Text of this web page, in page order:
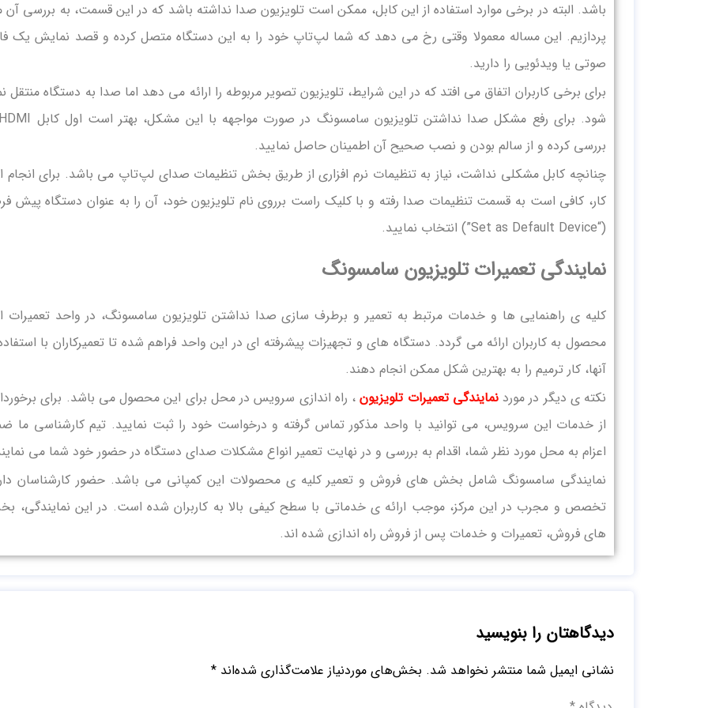
باشد. البته در برخی موارد استفاده از این کابل، ممکن است تلویزیون صدا نداشته باشد که در این قسمت، به بررسی
پردازیم. این مساله معمولا وقتی رخ می دهد که شما لپ‌تاپ خود را به این دستگاه متصل کرده و قصد نمایش یک
صوتی یا ویدئویی را دارید.
برای برخی کاربران اتفاق می افتد که در این شرایط، تلویزیون تصویر مربوطه را ارائه می دهد اما صدا به دستگاه منتقل
بررسی کرده و از سالم بودن و نصب صحیح آن اطمینان حاصل نمایید.
چنانچه کابل مشکلی نداشت، نیاز به تنظیمات نرم افزاری از طریق بخش تنظیمات صدای لپ‌تاپ می باشد. برای انجام
کار، کافی است به قسمت تنظیمات صدا رفته و با کلیک راست برروی نام تلویزیون خود، آن را به عنوان دستگاه پیش
(“Set as Default Device”) انتخاب نمایید.
نمایندگی تعمیرات تلویزیون سامسونگ
کلیه ی راهنمایی ها و خدمات مرتبط به تعمیر و برطرف سازی صدا نداشتن تلویزیون سامسونگ، در واحد تعمیرات
محصول به کاربران ارائه می گردد. دستگاه های و تجهیزات پیشرفته ای در این واحد فراهم شده تا تعمیرکاران با
آنها، کار ترمیم را به بهترین شکل ممکن انجام دهند.
نکته ی دیگر در موردنمایندگی تعمیرات تلویزیون ، راه اندازی سرویس در محل برای این محصول می باشد. برای
از خدمات این سرویس، می توانید با واحد مذکور تماس گرفته و درخواست خود را ثبت نمایید. تیم کارشناسی ما
اعزام به محل مورد نظر شما، اقدام به بررسی و در نهایت تعمیر انواع مشکلات صدای دستگاه در حضور خود شما می
نمایندگی سامسونگ شامل بخش های فروش و تعمیر کلیه ی محصولات این کمپانی می باشد. حضور کارشناسان
تخصص و مجرب در این مرکز، موجب ارائه ی خدماتی با سطح کیفی بالا به کاربران شده است. در این نمایندگی،
های فروش، تعمیرات و خدمات پس از فروش راه اندازی شده اند.
دیدگاهتان را بنویسید
نشانی ایمیل شما منتشر نخواهد شد. بخش‌های موردنیاز علامت‌گذاری شده‌اند *